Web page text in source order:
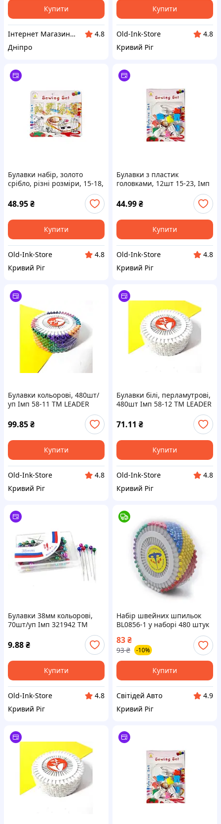
Купити
Інтернет Магазин BuyPlace
4.8
Дніпро
Купити
Old-Ink-Store
4.8
Кривий Ріг
Булавки набір, золото
срібло, різні розміри, 15-18,
48.95₴
Купити
Old-Ink-Store
4.8
Кривий Ріг
Булавки з пластик
головками, 12шт 15-23, Імп
44.99₴
Купити
Old-Ink-Store
4.8
Кривий Ріг
Булавки кольорові, 480шт/
уп Імп 58-11 ТМ LEADER
99.85₴
Купити
Old-Ink-Store
4.8
Кривий Ріг
Булавки білі, перламутрові,
480шт Імп 58-12 ТМ LEADER
71.11 ₴
Купити
Old-Ink-Store
4.8
Кривий Ріг
Булавки 38мм кольорові,
70шт/уп Імп 321942 ТМ
9.88₴
Купити
Old-Ink-Store
4.8
Кривий Ріг
Набір швейних шпильок
BL0856-1 у наборі 480 штук
83₴
93 ₴ -10%
Купити
Світідей Авто
4.9
Кривий Ріг